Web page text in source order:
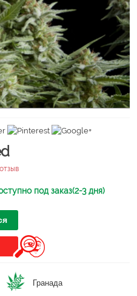
под заказ(2-3 дня)
Гранада